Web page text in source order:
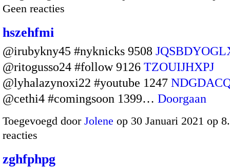
Geen reacties
hszehfmi
@irubykny45 #nyknicks 9508
@ritogusso24 #follow 9126 TZOUIJHXPJ
@lyhalazynoxi22 #youtube 1247
@cethi4 #comingsoon 1399… Doorgaan
Toegevoegd door Jolene op 30 Januari 2021 op
reacties
zghfphpg